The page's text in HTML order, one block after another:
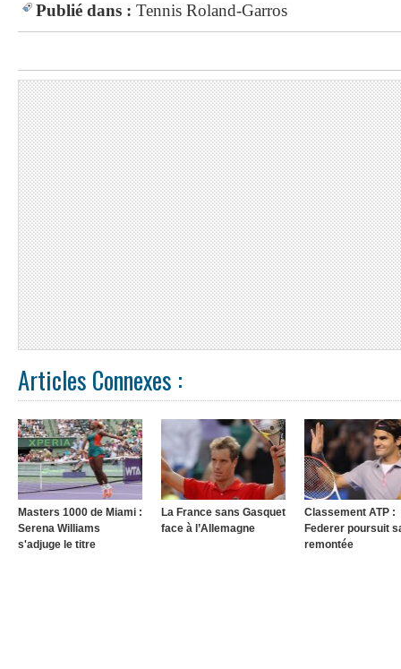
Publié dans : Tennis Roland-Garros
Articles Connexes :
Masters 1000 de Miami :
Serena Williams
s'adjuge le titre
La France sans Gasquet
face à l’Allemagne
Classement ATP :
Federer poursuit
remontée